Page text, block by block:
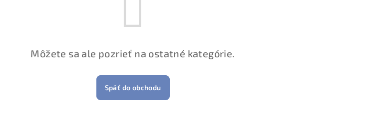
Môžete sa ale pozrieť na ostatné kategórie.
Späť do obchodu